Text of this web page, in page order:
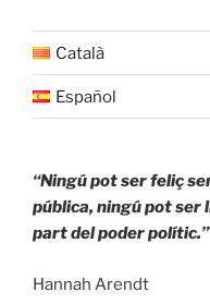
Català
Español
“Ningú pot ser feliç
pública, ningú pot ser
part del poder polític.”
Hannah Arendt